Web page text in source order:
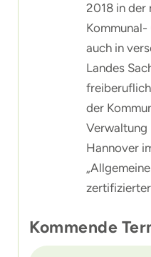
2018 in der
auch in
Landes
der
Verwaltung
Hannover
Kommende